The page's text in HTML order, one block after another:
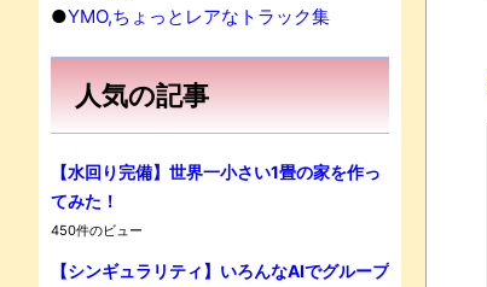
●YMO,ちょっとレアなトラック集
人気の記事
【水回り完備】世界一小さい1畳の家を作っ
てみた！
450件のビュー
【シンギュラリティ】いろんなAIでグループ